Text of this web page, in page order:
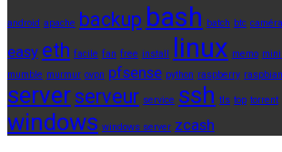
android apache backup bash batch btc caméra
easy eth facile fan free install linux memo
mumble murmur ovpn pfsense python raspberry raspbian
server serveur service ssh tls top torrent
windows windows server zcash